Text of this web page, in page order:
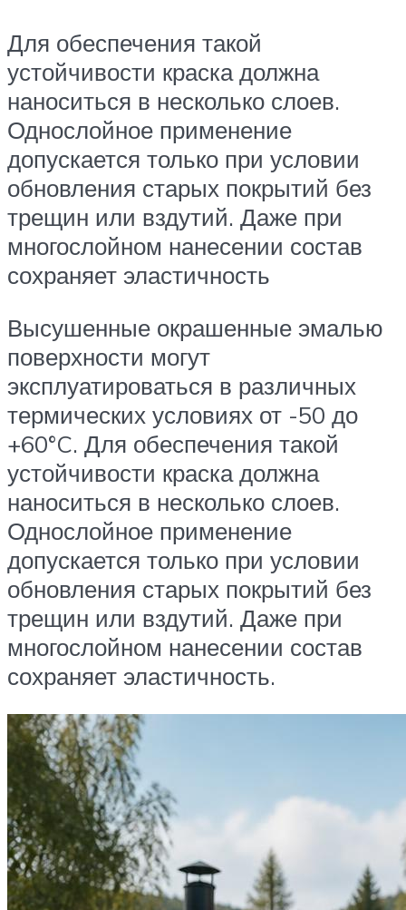
Для обеспечения такой
устойчивости краска должна
наноситься в несколько слоев.
Однослойное применение
допускается только при условии
обновления старых покрытий без
трещин или вздутий. Даже при
многослойном нанесении состав
сохраняет эластичность
Высушенные окрашенные эмалью
поверхности могут
эксплуатироваться в различных
термических условиях от -50 до
+60°C. Для обеспечения такой
устойчивости краска должна
наноситься в несколько слоев.
Однослойное применение
допускается только при условии
обновления старых покрытий без
трещин или вздутий. Даже при
многослойном нанесении состав
сохраняет эластичность.